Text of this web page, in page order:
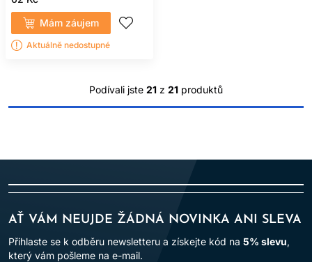
Mám záujem
Aktuálně nedostupné
Podívali jste 21 z 21 produktů
AŤ VÁM NEUJDE ŽÁDNÁ NOVINKA ANI SLEVA
Přihlaste se k odběru newsletteru a získejte kód na 5% slevu,
který vám pošleme na e-mail.